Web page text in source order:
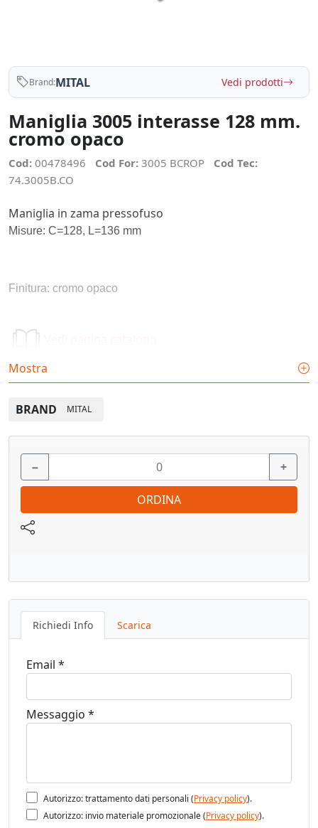
Brand:MITAL Vedi prodotti
Maniglia 3005 interasse 128 mm.
cromo opaco
Cod: 00478496 Cod For: 3005 BCROP
Cod Tec:
74.3005B.CO
Maniglia in zama pressofuso
Misure: C=128, L=136 mm
Finitura: cromo opaco
Mostra
BRAND MITAL
− +
ORDINA
Richiedi Info Scarica
Email *
Messaggio *
Autorizzo: trattamento dati personali (Privacy policy).
Autorizzo: invio materiale promozionale (Privacy policy).